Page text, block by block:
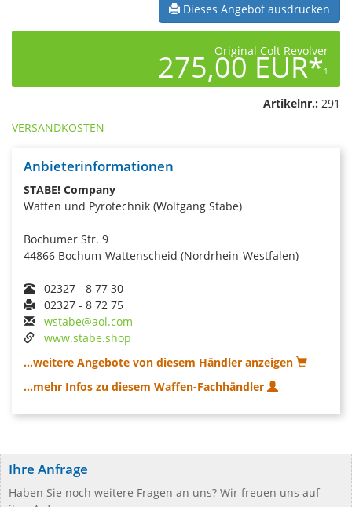
Dieses Angebot ausdrucken
Original Colt Revolver
275,00 EUR*1
Artikelnr.: 291
VERSANDKOSTEN
Anbieterinformationen
STABE! Company
Waffen und Pyrotechnik (Wolfgang Stabe)
Bochumer Str. 9
44866 Bochum-Wattenscheid (Nordrhein-Westfalen)
02327 - 8 77 30
02327 - 8 72 75
wstabe@aol.com
www.stabe.shop
...weitere Angebote von diesem Händler anzeigen
...mehr Infos zu diesem Waffen-Fachhändler
Ihre Anfrage
Haben Sie noch weitere Fragen an uns? Wir freuen uns auf